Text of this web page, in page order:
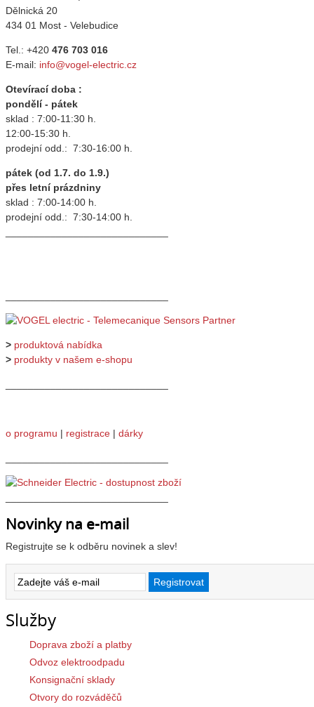
Dělnická 20
434 01 Most - Velebudice
Tel.: +420 476 703 016
E-mail: info@vogel-electric.cz
Otevírací doba :
pondělí - pátek
sklad : 7:00-11:30 h.
12:00-15:30 h.
prodejní odd.: 7:30-16:00 h.
pátek (od 1.7. do 1.9.)
přes letní prázdniny
sklad : 7:00-14:00 h.
prodejní odd.: 7:30-14:00 h.
> produktová nabídka
> produkty v našem e-shopu
o programu | registrace | dárky
Novinky na e-mail
Registrujte se k odběru novinek a slev!
Služby
Doprava zboží a platby
Odvoz elektroodpadu
Konsignační sklady
Otvory do rozváděčů